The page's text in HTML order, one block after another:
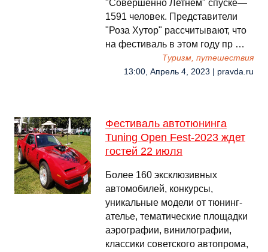
"Совершенно Летнем" спуске—
1591 человек. Представители
"Роза Хутор" рассчитывают, что
на фестиваль в этом году пр …
Туризм, путешествия
13:00, Апрель 4, 2023 | pravda.ru
Фестиваль автотюнинга
Tuning Open Fest-2023 ждет
гостей 22 июля
Более 160 эксклюзивных
автомобилей, конкурсы,
уникальные модели от тюнинг-
ателье, тематические площадки
аэрографии, винилографии,
классики советского автопрома,